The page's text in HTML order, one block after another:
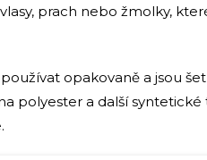
prach nebo žmolky,
opakovaně a jsou
polyester a další syntetické